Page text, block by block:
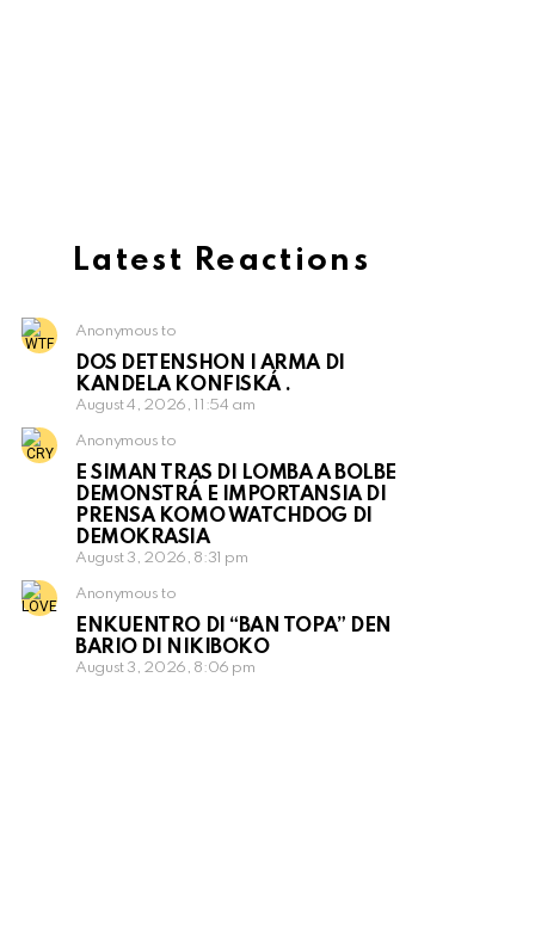
Latest Reactions
Anonymous to
DOS DETENSHON I ARMA DI
KANDELA KONFISKÁ .
August 4, 2026, 11:54 am
Anonymous to
E SIMAN TRAS DI LOMBA A BOLBE
DEMONSTRÁ E IMPORTANSIA DI
PRENSA KOMO WATCHDOG DI
DEMOKRASIA
August 3, 2026, 8:31 pm
Anonymous to
ENKUENTRO DI “BAN TOPA” DEN
BARIO DI NIKIBOKO
August 3, 2026, 8:06 pm